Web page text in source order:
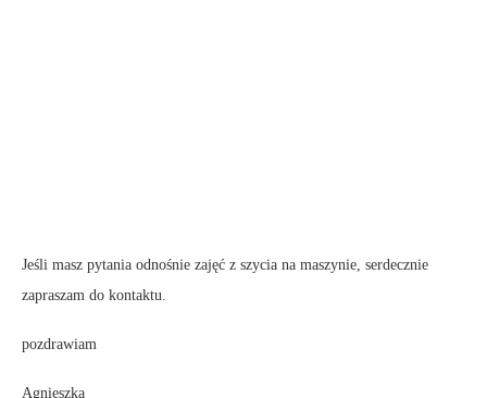
Jeśli masz pytania odnośnie zajęć z szycia na maszynie, serdecznie
zapraszam do kontaktu.
pozdrawiam
Agnieszka